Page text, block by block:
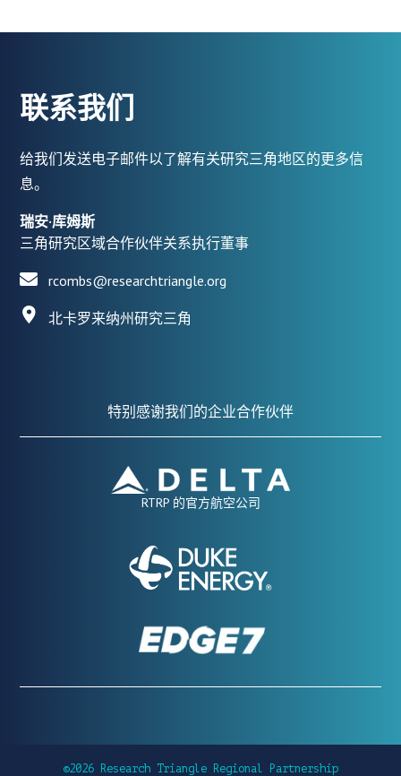
联系我们
给我们发送电子邮件以了解有关研究三角地区的更多信
息。
瑞安·库姆斯
三角研究区域合作伙伴关系执行董事
rcombs@researchtriangle.org
北卡罗来纳州研究三角
特别感谢我们的企业合作伙伴
RTRP 的官方航空公司
©2026 Research Triangle Regional Partnership